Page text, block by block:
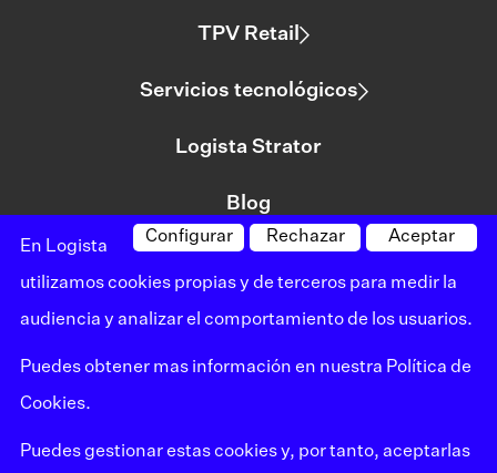
TPV Retail
Servicios tecnológicos
Logista Strator
Blog
©logista Todos los derechos reservados
Aviso legal
Política de privacidad
Aceptar
Rechazar
Configurar
En Logista
utilizamos cookies propias y de terceros para medir la
audiencia y analizar el comportamiento de los usuarios.
Puedes obtener mas información en nuestra Política de
Cookies.
Puedes gestionar estas cookies y, por tanto, aceptarlas